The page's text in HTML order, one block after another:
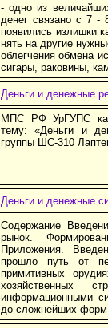
- од­но из
де­нег свя­за­но с 7 -
поя­ви­лись из­лиш­ки
нять на дру­гие
об­лег­че­ния об­ме­на
си­га­ры, ра­ко­ви­ны,
Деньги и денежные
МПС РФ УрГУПС
тему: «Деньги и
группы ШС-310
Деньги и денежные
Содержание
рынок.
Приложения.
прошло путь от
примитивных
хозяйственных
информационными
до сложнейших форм